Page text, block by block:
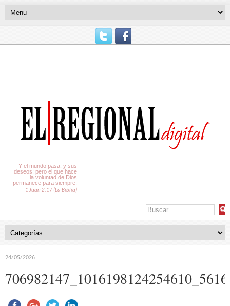
Y el mundo pasa, y sus
deseos; pero el que hace
la voluntad de Dios
permanece para siempre.
1 Juan 2:17 (La Biblia)
24/05/2026